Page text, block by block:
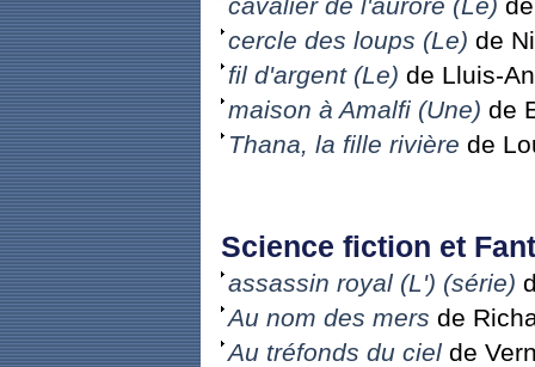
cercle des loups (Le) de
fil d'argent (Le) de Lluis-
maison à Amalfi (Une) de
Thana, la fille rivière de
Science fiction et
assassin royal (L') (série)
Au nom des mers de
Au tréfonds du cielde